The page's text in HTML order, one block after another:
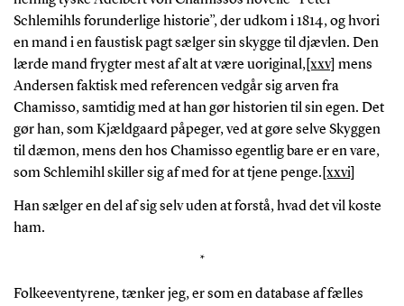
Schlemihls forunderlige historie”, der udkom i 1814, og hvori
en mand i en faustisk pagt sælger sin skygge til djævlen. Den
lærde mand frygter mest af alt at være uoriginal,[xxv] mens
Andersen faktisk med referencen vedgår sig arven fra
Chamisso, samtidig med at han gør historien til sin egen. Det
gør han, som Kjældgaard påpeger, ved at gøre selve Skyggen
til dæmon, mens den hos Chamisso egentlig bare er en vare,
som Schlemihl skiller sig af med for at tjene penge. [xxvi]
Han sælger en del af sig selv uden at forstå, hvad det vil koste
ham.
*
Folkeeventyrene, tænker jeg, er som en database af fælles